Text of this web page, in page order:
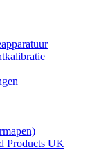
Products UK